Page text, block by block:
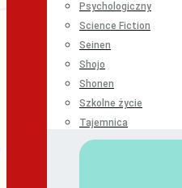
Psychologiczny
Science Fiction
Seinen
Shojo
Shonen
Szkolne życie
Tajemnica